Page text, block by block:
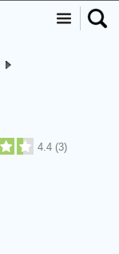
4.4 (3)